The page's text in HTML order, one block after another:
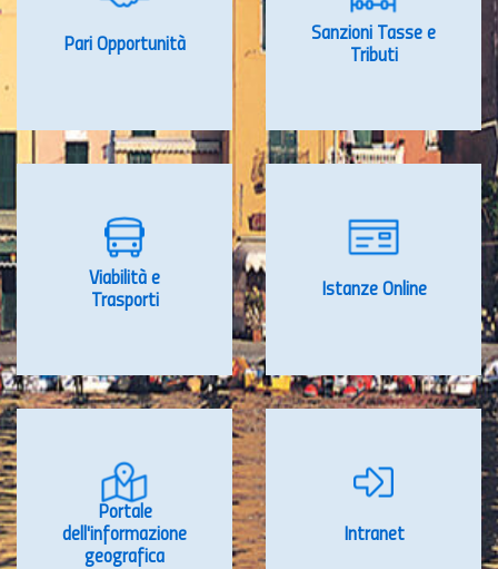
Pari Opportunità
Sanzioni Tasse e
Tributi
Viabilità e
Trasporti
Istanze Online
Portale
dell'informazione
geografica
Intranet